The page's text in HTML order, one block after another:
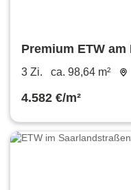
Premium ETW
Möhnetalsperre
3 Zi. ca. 98,64 m²
4.582 €/m²